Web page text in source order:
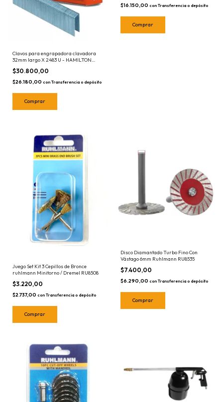
Clavos para engrapadora clavadora
32mm largo X 2483 U - HAMILTON
EYC32
$30.800,00
$26.180,00 con Transferencia o depósito
$16.150,00 con Transferencia o depósito
Juego Set Kit 3 Cepillos de Bronce
ruhlmann Minitorno / Dremel RU8508
$3.220,00
$2.737,00 con Transferencia o depósito
Disco Diamantado Turbo Fino Con
Vástago 6mm Ruhlmann RU8535
$7.400,00
$6.290,00 con Transferencia o depósito